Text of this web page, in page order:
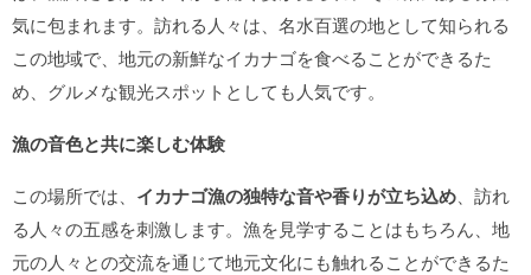
気に包まれます。訪れる人々は、名水百選の地として知られる
この地域で、地元の新鮮なイカナゴを食べることができるた
め、グルメな観光スポットとしても人気です。
漁の音色と共に楽しむ体験
この場所では、 イカナゴ漁の独特な音や香りが立ち込め 、訪れ
る人々の五感を刺激します。漁を見学することはもちろん、地
元の人々との交流を通じて地元文化にも触れることができるた